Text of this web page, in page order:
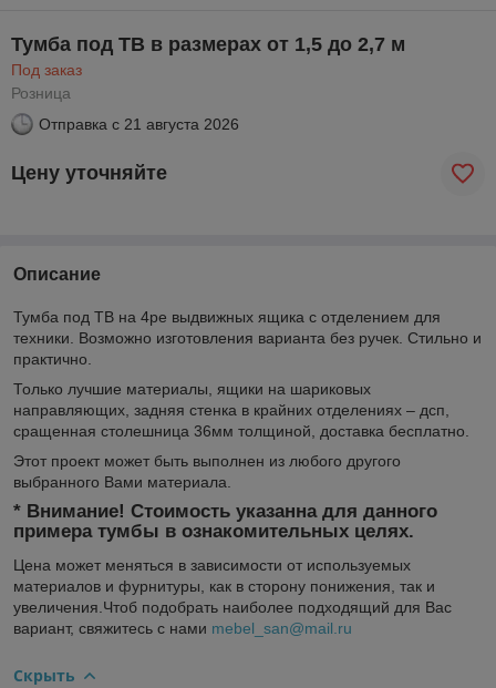
Тумба под ТВ в размерах от 1,5 до 2,7 м
Под заказ
Розница
Отправка с 21 августа 2026
Цену уточняйте
Описание
Тумба под ТВ на 4ре выдвижных ящика с отделением для
техники. Возможно изготовления варианта без ручек. Стильно и
практично.
Только лучшие материалы, ящики на шариковых
направляющих, задняя стенка в крайних отделениях – дсп,
сращенная столешница 36мм толщиной, доставка бесплатно.
Этот проект может быть выполнен из любого другого
выбранного Вами материала.
* Внимание! Стоимость указанна для данного
примера тумбы в ознакомительных целях.
Цена может меняться в зависимости от используемых
материалов и фурнитуры, как в сторону понижения, так и
увеличения.Чтоб подобрать наиболее подходящий для Вас
вариант, свяжитесь с нами mebel_san@mail.ru
Скрыть